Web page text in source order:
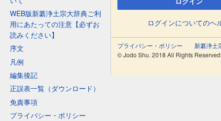
WEB版新纂浄土宗大辞典ご利
用にあたっての注意【必ずお
読みください】
序文
凡例
編集後記
正誤表一覧（ダウンロード）
免責事項
プライバシー・ポリシー
ログインについてのヘ
プライバシー・ポリシー 新纂浄土
© Jodo Shu. 2018 All Rights Reserved.